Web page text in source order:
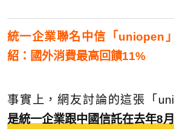
統一企業聯名中信「uniopen
紹：國外消費最高回饋11%
事實上，網友討論的這張「
是統一企業跟中國信託在去年8